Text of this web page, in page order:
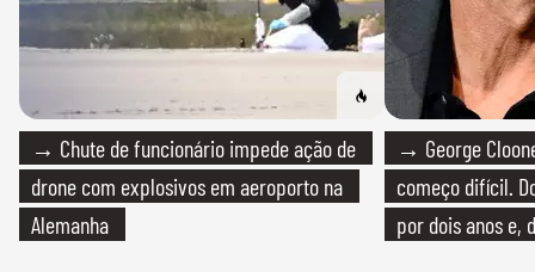
→ Chute de funcionário impede ação de
drone com explosivos em aeroporto na
Alemanha
→ George
começo difícil.
por dois anos e,